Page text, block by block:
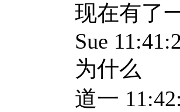
现在有了
Sue
为什么
道一